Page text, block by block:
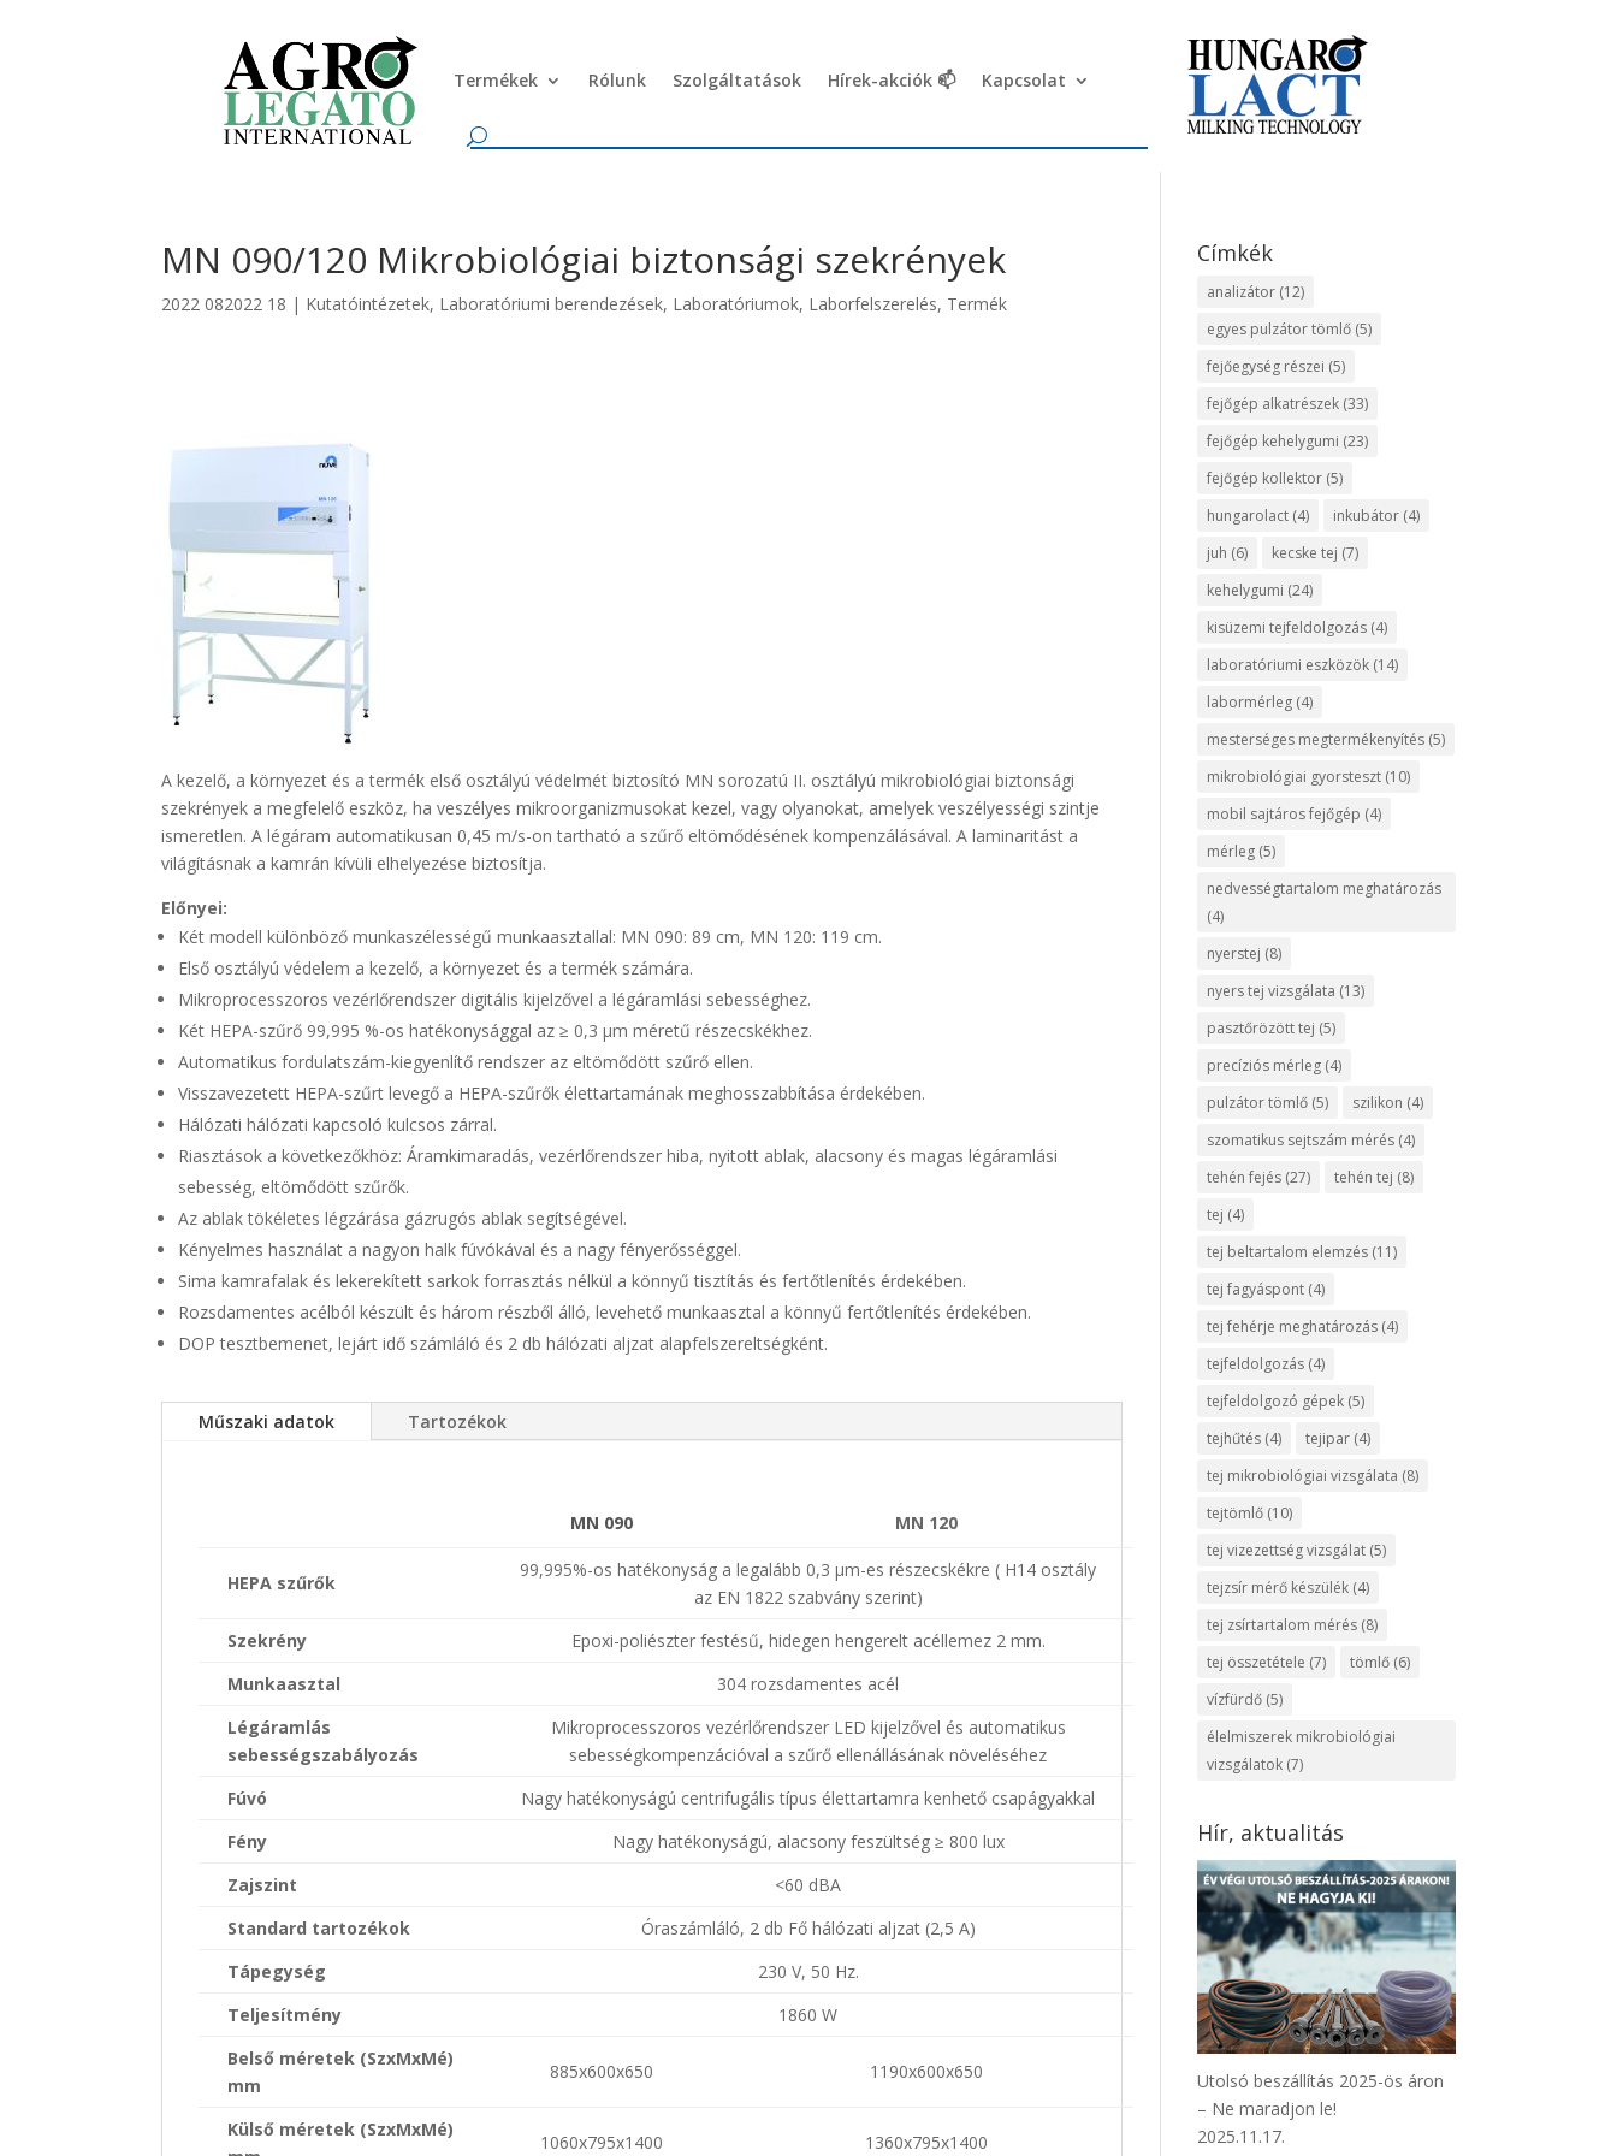
Termékek Rólunk Szolgáltatások Hírek-akciók 📫 Kapcsolat
MN 090/120 Mikrobiológiai biztonsági szekrények
2022 082022 18 | Kutatóintézetek, Laboratóriumi berendezések, Laboratóriumok, Laborfelszerelés, Termék
A kezelő, a környezet és a termék első osztályú védelmét biztosító MN sorozatú II. osztályú mikrobiológiai biztonsági
szekrények a megfelelő eszköz, ha veszélyes mikroorganizmusokat kezel, vagy olyanokat, amelyek veszélyességi szintje
ismeretlen. A légáram automatikusan 0,45 m/s-on tartható a szűrő eltömődésének kompenzálásával. A laminaritást a
világításnak a kamrán kívüli elhelyezése biztosítja.
Előnyei:
Két modell különböző munkaszélességű munkaasztallal: MN 090: 89 cm, MN 120: 119 cm.
Első osztályú védelem a kezelő, a környezet és a termék számára.
Mikroprocesszoros vezérlőrendszer digitális kijelzővel a légáramlási sebességhez.
Két HEPA-szűrő 99,995 %-os hatékonysággal az ≥ 0,3 μm méretű részecskékhez.
Automatikus fordulatszám-kiegyenlítő rendszer az eltömődött szűrő ellen.
Visszavezetett HEPA-szűrt levegő a HEPA-szűrők élettartamának meghosszabbítása érdekében.
Hálózati hálózati kapcsoló kulcsos zárral.
Riasztások a következőkhöz: Áramkimaradás, vezérlőrendszer hiba, nyitott ablak, alacsony és magas légáramlási
sebesség, eltömődött szűrők.
Az ablak tökéletes légzárása gázrugós ablak segítségével.
Kényelmes használat a nagyon halk fúvókával és a nagy fényerősséggel.
Sima kamrafalak és lekerekített sarkok forrasztás nélkül a könnyű tisztítás és fertőtlenítés érdekében.
Rozsdamentes acélból készült és három részből álló, levehető munkaasztal a könnyű fertőtlenítés érdekében.
DOP tesztbemenet, lejárt idő számláló és 2 db hálózati aljzat alapfelszereltségként.
Műszaki adatok Tartozékok
MN 090 MN 120
HEPA szűrők
99,995%-os hatékonyság a legalább 0,3 µm-es részecskékre ( H14 osztály
az EN 1822 szabvány szerint)
Szekrény
Epoxi-poliészter festésű, hidegen hengerelt acéllemez 2 mm.
Munkaasztal
304 rozsdamentes acél
Légáramlás
sebességszabályozás
Mikroprocesszoros vezérlőrendszer LED kijelzővel és automatikus
sebességkompenzációval a szűrő ellenállásának növeléséhez
Fúvó
Nagy hatékonyságú centrifugális típus élettartamra kenhető csapágyakkal
Fény
Nagy hatékonyságú, alacsony feszültség ≥ 800 lux
Zajszint
<60 dBA
Standard tartozékok
Óraszámláló, 2 db Fő hálózati aljzat (2,5 A)
Tápegység
230 V, 50 Hz.
Teljesítmény
1860 W
Belső méretek (SzxMxMé)
mm
885x600x650 1190x600x650
Külső méretek (SzxMxMé)
1060x795x1400 1360x795x1400
Címkék
analizátor(12)
egyes pulzátor tömlő(5)
fejőegység részei (5)
fejőgép alkatrészek(33)
fejőgép kehelygumi (23)
fejőgép kollektor(5)
hungarolact(4) inkubátor(4)
juh (6) kecske tej (7)
kehelygumi (24)
kisüzemi tejfeldolgozás(4)
laboratóriumi eszközök(14)
labormérleg(4)
mesterséges megtermékenyítés(5)
mikrobiológiai gyorsteszt(10)
mobil sajtáros fejőgép (4)
mérleg(5)
nedvességtartalom meghatározás
(4)
nyerstej (8)
nyers tej vizsgálata (13)
pasztőrözött tej (5)
precíziós mérleg(4)
pulzátor tömlő(5) szilikon (4)
szomatikus sejtszám mérés(4)
tehén fejés(27) tehén tej (8)
tej (4)
tej beltartalom elemzés(11)
tej fagyáspont(4)
tej fehérje meghatározás(4)
tejfeldolgozás(4)
tejfeldolgozó gépek(5)
tejhűtés(4) tejipar(4)
tej mikrobiológiai vizsgálata (8)
tejtömlő(10)
tej vizezettség vizsgálat(5)
tejzsír mérő készülék(4)
tej zsírtartalom mérés(8)
tej összetétele (7) tömlő(6)
vízfürdő(5)
élelmiszerek mikrobiológiai
vizsgálatok(7)
Hír, aktualitás
Utolsó beszállítás 2025-ös áron
– Ne maradjon le!
2025.11.17.